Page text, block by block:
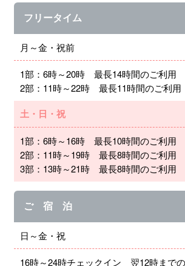
フリータイム
月～金・祝前
1部：6時～20時 最長14時間のご利用
2部：11時～22時 最長11時間のご利用
土・日・祝
1部：6時～16時 最長10時間のご利用
2部：11時～19時 最長8時間のご利用
3部：13時～21時 最長8時間のご利用
ご 宿 泊
日～金・祝
16時～24時チェックイン 翌12時まで